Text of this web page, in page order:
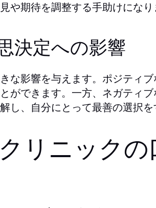
や期待を調整する手助けになり
決定への影響
な影響を与えます。ポジティ
ができます。一方、ネガティ
し、自分にとって最善の選択を
リニックの